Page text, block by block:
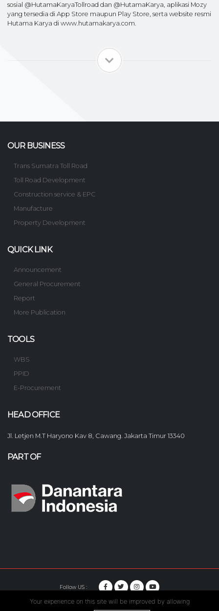
sosial @HutamaKaryaTollroad dan @HutamaKarya, aplikasi Mozy
yang tersedia di App Store maupun Play Store, serta website resmi
Hutama Karya di www.hutamakarya.com.
OUR BUSINESS
Trans Sumatra Toll Road
Toll Road Development
Construction service & EPC
Manufacture
Property Development
QUICK LINK
Announcement
General Procurement
Report
More Publication
TOOLS
WBS
PPID
E-Procurement
HEAD OFFICE
Jl. Letjen M.T Haryono Kav 8, Cawang. Jakarta Timur 13340
PART OF
Follow US :
© Copyright 2020. Hutama Karya All Rights Reserved.
Your experience on this site will be improved by allowing